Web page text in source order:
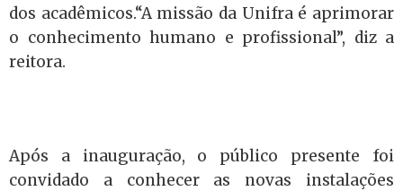
dos acadêmicos.“A missão da Unifra é aprimorar
o conhecimento humano e profissional”, diz a
reitora.
Após a inauguração, o público presente foi
convidado a conhecer as novas instalações